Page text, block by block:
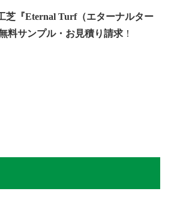
芝『Eternal Turf（エターナルター
料サンプル・お見積り請求 ！